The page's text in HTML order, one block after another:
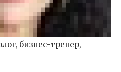
бизнес-тренер,